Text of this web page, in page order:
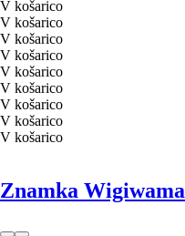
V košarico
V košarico
V košarico
V košarico
V košarico
V košarico
V košarico
V košarico
V košarico
Znamka Wigiwama